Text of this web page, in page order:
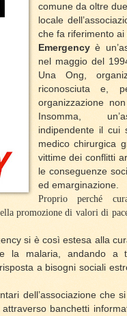
comune da oltre
locale
che fa riferimento ai
Emergencyè
nel maggio del
Una Ong,
riconosciuta e,
organizzazione
Insomma,
indipendente il cui
medico chirurgica
vittime dei conflitti
le conseguenze
ed emarginazione.
Proprio perché
promozione di valori di
si è così estesa alla
la malaria, andando a
a bisogni sociali
dell’associazione che
banchetti